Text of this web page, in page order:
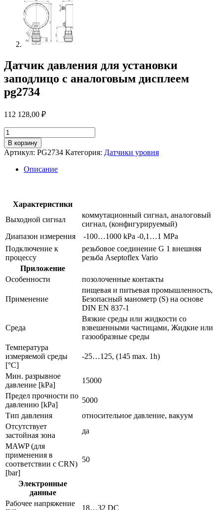
Датчик давления для установки
заподлицо с аналоговым дисплеем
pg2734
112 128,00 ₽
Количество
товара
Датчик
давления
установки
аналоговым
дисплеем
pg2734
В корзину
Артикул: PG2734 Категория: Датчики уровня
Описание
Характеристики
Выходной сигнал
коммутационный сигнал, аналоговый
сигнал, (конфигурируемый)
Диапазон измерения
-100…1000 kPa -0,1…1 MPa
Подключение к
процессу
резьбовое соединение G 1 внешняя
резьба Aseptoflex Vario
Приложение
Особенности
позолоченные контакты
Применение
пищевая и питьевая промышленность,
Безопасный манометр (S) на основе
DIN EN 837-1
Среда
Вязкие среды или жидкости со
взвешенными частицами, Жидкие или
газообразные среды
Температура
измеряемой среды
[°C]
-25…125, (145 max. 1h)
Мин. разрывное
давление [kPa]
15000
Предел прочности по
давлению [kPa]
5000
Тип давления
относительное давление, вакуум
Отсутствует
застойная зона
да
MAWP (для
применения в
соответствии с CRN)
[bar]
50
Электронные
данные
Рабочее напряжение
18…32 DC